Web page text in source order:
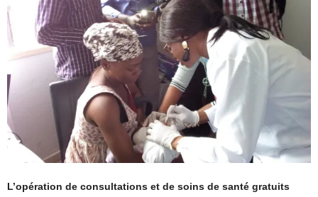
L’opération de consultations et de soins de santé gratuits